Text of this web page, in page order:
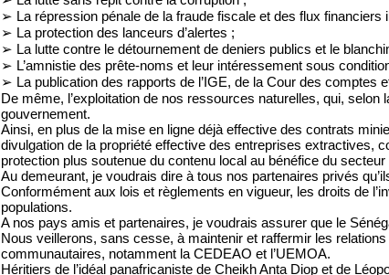
➢ La répression pénale de la fraude fiscale et des flux financiers
➢ La protection des lanceurs d’alertes ;
➢ La lutte contre le détournement de deniers publics et le
➢ L’amnistie des prête-noms et leur intéressement sous
➢ La publication des rapports de l’IGE, de la Cour des comptes
De même, l’exploitation de nos ressources naturelles, qui,
gouvernement.
Ainsi, en plus de la mise en ligne déjà effective des contrats
divulgation de la propriété effective des entreprises extractives,
protection plus soutenue du contenu local au bénéfice du secteur
Au demeurant, je voudrais dire à tous nos partenaires privés
Conformément aux lois et règlements en vigueur, les droits de
populations.
A nos pays amis et partenaires, je voudrais assurer que le
Nous veillerons, sans cesse, à maintenir et raffermir les
communautaires, notamment la CEDEAO et l’UEMOA.
Héritiers de l’idéal panafricaniste de Cheikh Anta Diop et de